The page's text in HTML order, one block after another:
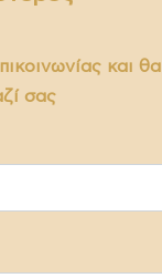
και θα
σας